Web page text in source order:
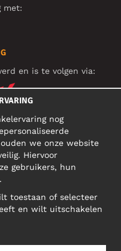
met:
en is te volgen via:
Tallinn
nog
we onze website
Hiervoor
gebruikers, hun
toestaan of selecteer
en wilt uitschakelen